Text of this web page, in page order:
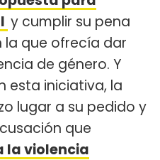
y cumplir su pena
que ofrecía dar
de género. Y
esta iniciativa, la
lugar a su pedido y
que
la violencia